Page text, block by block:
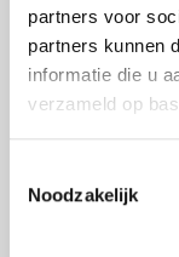
partners voor
partners kunnen
informatie die u
verzameld op
Noodzakelijk